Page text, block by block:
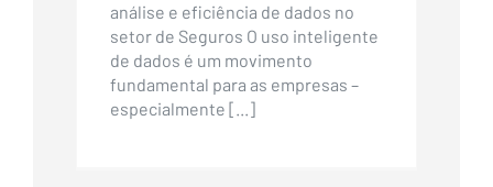
análise e eficiência de dados no
setor de Seguros O uso inteligente
de dados é um movimento
fundamental para as empresas –
especialmente [...]